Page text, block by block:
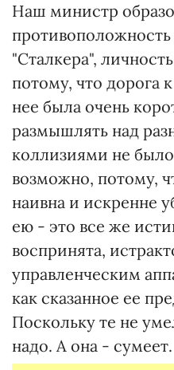
Наш министр
"Сталкера",
потому, что дорога
нее была очень
размышлять над
коллизиями не
возможно, потому,
наивна и искренне
ею - это все же
воспринята,
управленческим
как сказанное ее
Поскольку те не
надо. А она - сумеет.